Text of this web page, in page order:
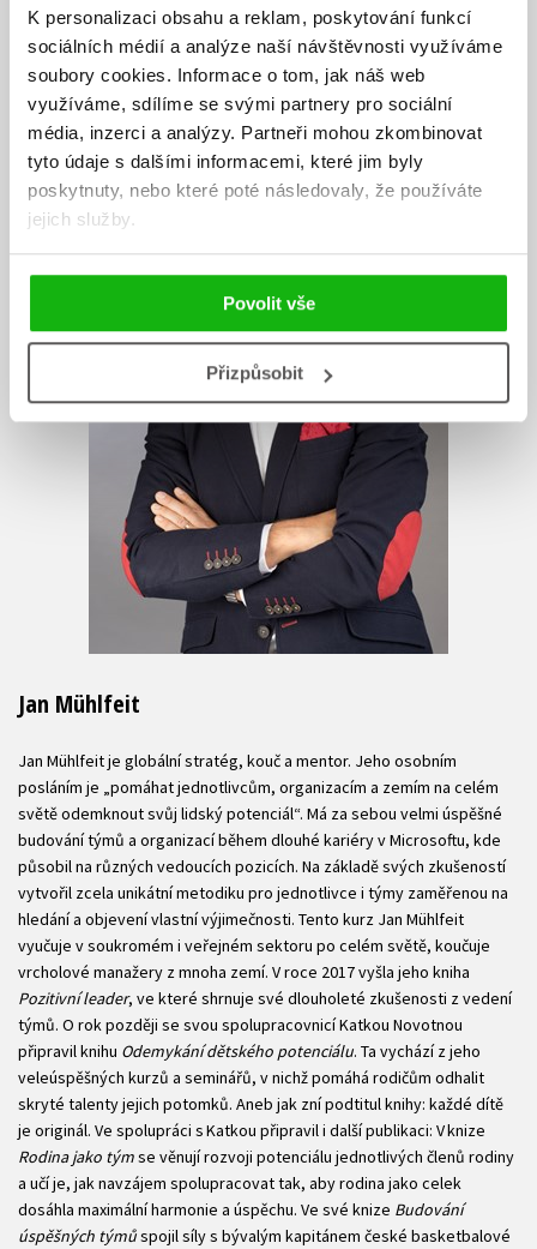
K personalizaci obsahu a reklam, poskytování funkcí
sociálních médií a analýze naší návštěvnosti využíváme
soubory cookies. Informace o tom, jak náš web
využíváme, sdílíme se svými partnery pro sociální
média, inzerci a analýzy. Partneři mohou zkombinovat
tyto údaje s dalšími informacemi, které jim byly
poskytnuty, nebo které poté následovaly, že používáte
jejich služby.
Povolit vše
Přizpůsobit
Zobrazit profil autora
Jan Mühlfeit
Jan Mühlfeit je globální stratég, kouč a mentor. Jeho osobním
posláním je „pomáhat jednotlivcům, organizacím a zemím na celém
světě odemknout svůj lidský potenciál“. Má za sebou velmi úspěšné
budování týmů a organizací během dlouhé kariéry v Microsoftu, kde
působil na různých vedoucích pozicích. Na základě svých zkušeností
vytvořil zcela unikátní metodiku pro jednotlivce i týmy zaměřenou na
hledání a objevení vlastní výjimečnosti. Tento kurz Jan Mühlfeit
vyučuje v soukromém i veřejném sektoru po celém světě, koučuje
vrcholové manažery z mnoha zemí. V roce 2017 vyšla jeho kniha
Pozitivní leader, ve které shrnuje své dlouholeté zkušenosti z vedení
týmů. O rok později se svou spolupracovnicí Katkou Novotnou
připravil knihu Odemykání dětského potenciálu. Ta vychází z jeho
veleúspěšných kurzů a seminářů, v nichž pomáhá rodičům odhalit
skryté talenty jejich potomků. Aneb jak zní podtitul knihy: každé dítě
je originál. Ve spolupráci s Katkou připravil i další publikaci: V knize
Rodina jako týmse věnují rozvoji potenciálu jednotlivých členů rodiny
a učí je, jak navzájem spolupracovat tak, aby rodina jako celek
dosáhla maximální harmonie a úspěchu. Ve své knize Budování
úspěšných týmůspojil síly s bývalým kapitánem české basketbalové